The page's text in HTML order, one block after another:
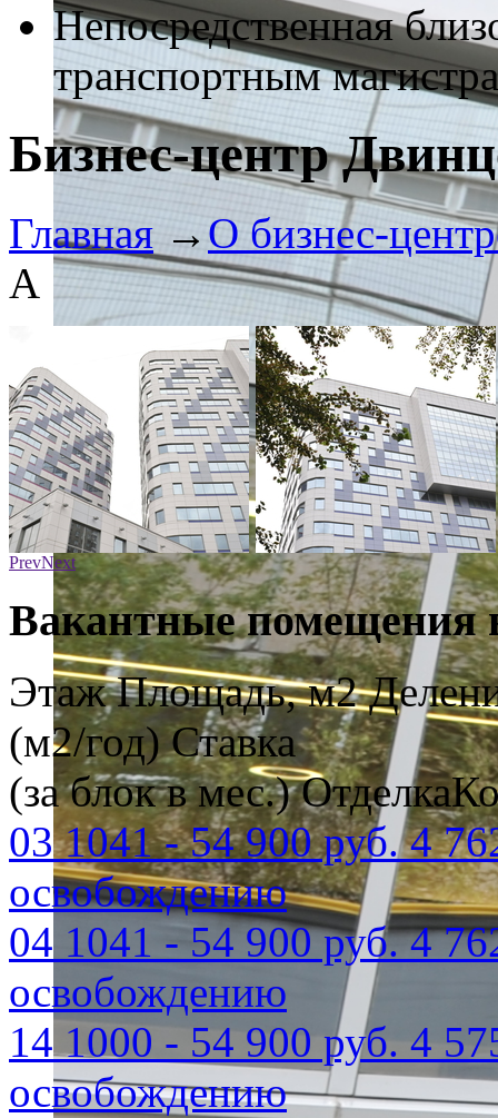
Непосредственная
транспортным
Бизнес-центр
Главная →О бизнес-
А
PrevNext
Вакантные помещения
Этаж Площадь, м2
(м2/год) Ставка
(за блок в мес.) Отделка
03 1041 - 54 900 руб. 4
освобождению
04 1041 - 54 900 руб. 4
освобождению
14 1000 - 54 900 руб. 4
освобождению